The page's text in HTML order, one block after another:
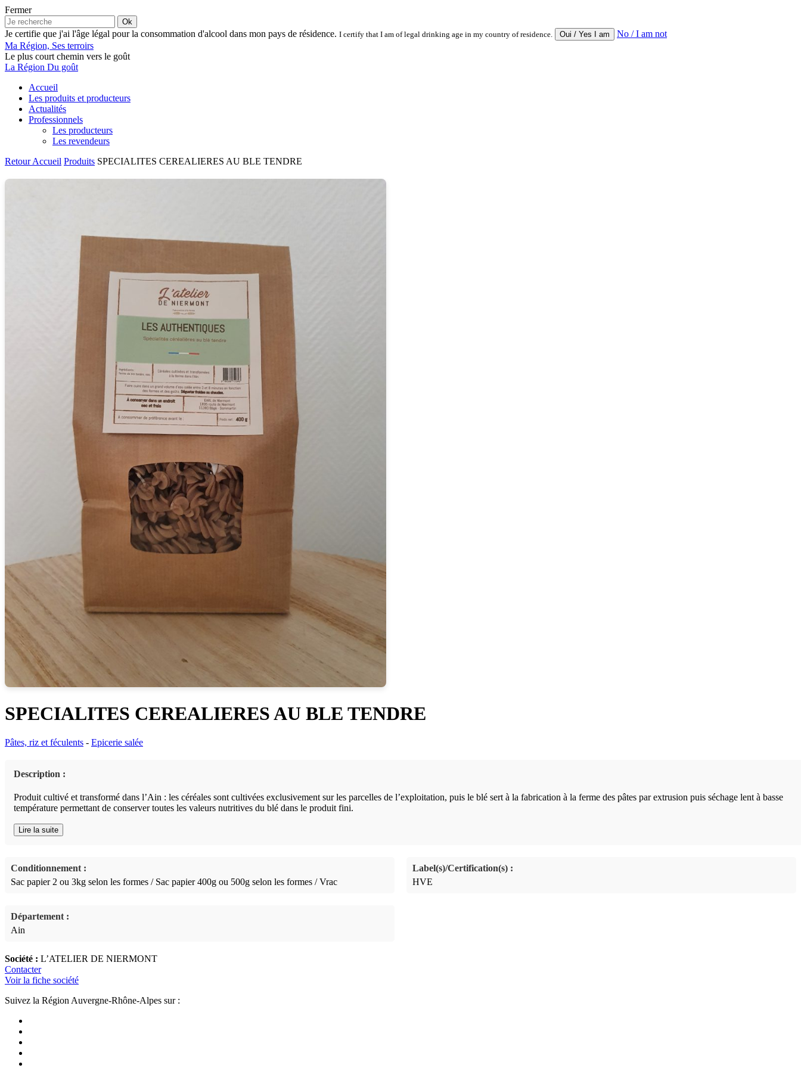
Fermer
Ok
Je certifie que j'ai l'âge légal pour la consommation d'alcool dans mon pays de résidence. I certify that I am of legal drinking age in my country of residence.
No / I am not
Ma Région, Ses terroirs
Le plus court chemin vers le goût
La Région Du goût
Accueil
Les produits et producteurs
Actualités
Professionnels
Les producteurs
Les revendeurs
RetourAccueil Produits SPECIALITES CEREALIERES AU BLE TENDRE
SPECIALITES CEREALIERES AU BLE TENDRE
Pâtes, riz et féculents - Epicerie salée
Description :
Produit cultivé et transformé dans l’Ain : les céréales sont cultivées exclusivement sur les parcelles de l’exploitation, puis le blé sert à la fabrication à la ferme des pâtes par extrusion puis séchage lent à basse
température permettant de conserver toutes les valeurs nutritives du blé dans le produit fini.
Lire la suite
Conditionnement :
Sac papier 2 ou 3kg selon les formes / Sac papier 400g ou 500g selon les formes / Vrac
Label(s)/Certification(s) :
HVE
Département :
Ain
Société : L’ATELIER DE NIERMONT
Contacter
Voir la fiche société
Suivez la Région Auvergne-Rhône-Alpes sur :